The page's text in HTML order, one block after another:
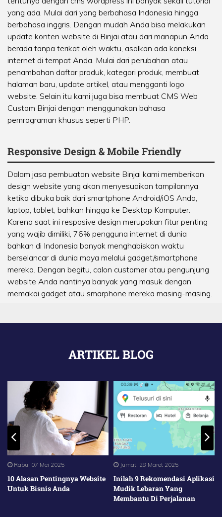
yang ada. Mulai dari yang berbahasa Indonesia hingga
berbahasa inggris. Dengan mudah Anda bisa melakukan
update konten website di Binjai atau dari manapun Anda
berada tanpa terikat oleh waktu, asalkan ada koneksi
internet di tempat Anda. Mulai dari perubahan atau
penambahan daftar produk, kategori produk, membuat
halaman baru, update artikel, atau mengganti logo
website. Selain itu kami juga bisa membuat CMS Web
Custom Binjai dengan menggunakan bahasa
pemrograman khusus seperti PHP.
Responsive Design & Mobile Friendly
Dalam jasa pembuatan website Binjai kami memberikan
design website yang akan menyesuaikan tampilannya
ketika dibuka baik dari smartphone Android/iOS Anda,
laptop, tablet, bahkan hingga ke Desktop Komputer.
Karena saat ini resposive design merupakan fitur penting
yang wajib dimiliki, 76% pengguna internet di dunia
bahkan di Indonesia banyak menghabiskan waktu
berselancar di dunia maya melalui gadget/smartphone
mereka. Dengan begitu, calon customer atau pengunjung
website Anda nantinya banyak yang masuk dengan
memakai gadget atau smarphone mereka masing-masing.
ARTIKEL BLOG
Rabu, 07 Mei 2025
10 Alasan Pentingnya Website
Untuk Bisnis Anda
Jumat, 28 Maret 2025
Inilah 9 Rekomendasi Aplikasi
Mudik Lebaran Yang
Membantu Di Perjalanan